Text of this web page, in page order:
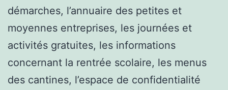
démarches, l’annuaire des petites et
moyennes entreprises, les journées et
activités gratuites, les informations
concernant la rentrée scolaire, les menus
des cantines, l’espace de confidentialité